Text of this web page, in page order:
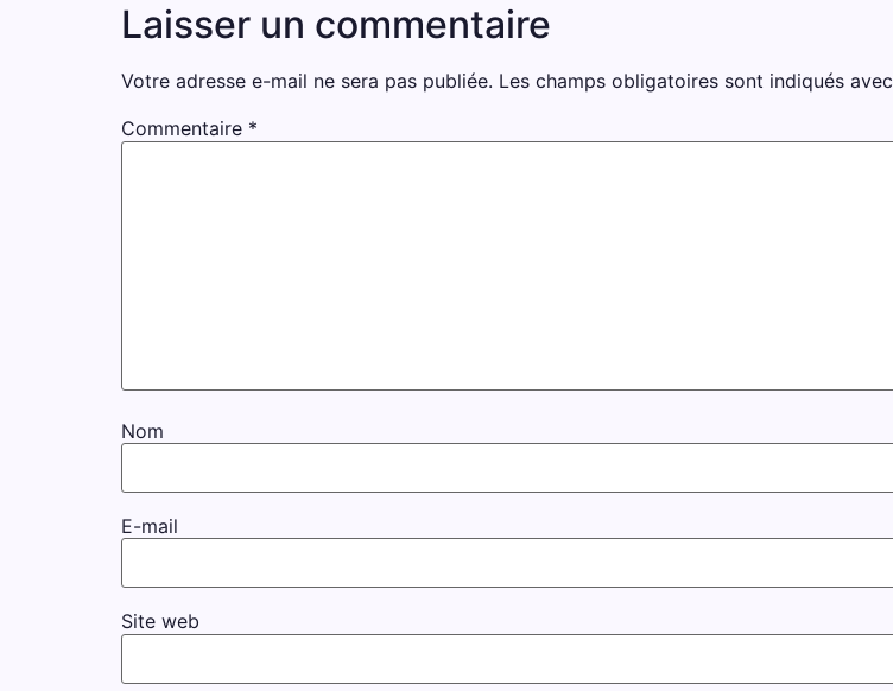
Laisser un commentaire
Votre adresse e-mail ne sera pas publiée. Les champs obligatoires sont indiqués avec
Commentaire *
Nom
E-mail
Site web